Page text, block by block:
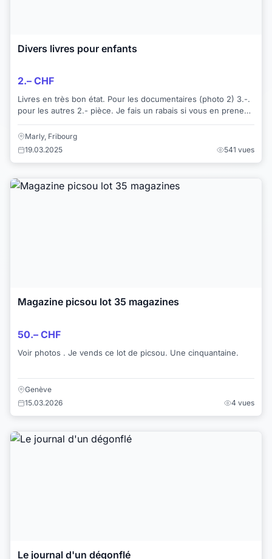
Divers livres pour enfants
2.– CHF
Livres en très bon état. Pour les documentaires (photo 2) 3.-.
pour les autres 2.- pièce. Je fais un rabais si vous en prenez
plusieurs.
Marly, Fribourg
19.03.2025
541 vues
Magazine picsou lot 35 magazines
50.– CHF
Voir photos . Je vends ce lot de picsou. Une cinquantaine.
Genève
15.03.2026
4 vues
Le journal d'un dégonflé